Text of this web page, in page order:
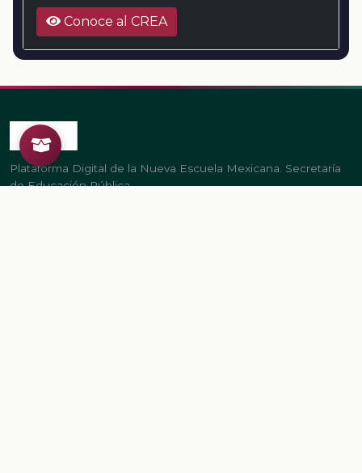
Conoce al CREA
Plataforma Digital de la Nueva Escuela Mexicana. Secretaría
de Educación Pública.